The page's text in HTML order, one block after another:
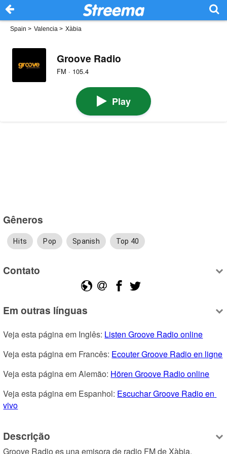
Spain > Valencia > Xàbia
Groove Radio
FM · 105.4
Play
Gêneros
Hits Pop Spanish Top 40
Contato
Em outras línguas
Veja esta página em Inglês: Listen Groove Radio online
Veja esta página em Francês: Ecouter Groove Radio en ligne
Veja esta página em Alemão: Hören Groove Radio online
Veja esta página em Espanhol: Escuchar Groove Radio en
vivo
Descrição
Groove Radio es una emisora de radio FM de Xàbia,